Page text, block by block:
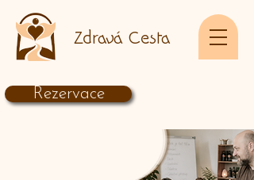
Rezervace
Zdravá Cesta